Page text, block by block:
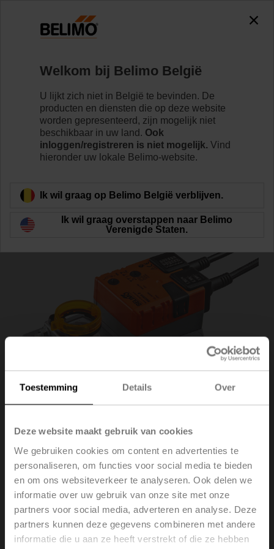
Toestemming Details Over
Deze website maakt gebruik van cookies
We gebruiken cookies om content en advertenties te
personaliseren, om functies voor social media te bieden
en om ons websiteverkeer te analyseren. Ook delen we
informatie over uw gebruik van onze site met onze
partners voor social media, adverteren en analyse. Deze
partners kunnen deze gegevens combineren met andere
informatie die u aan ze heeft verstrekt of die ze hebben
SM230A-S
Meer informatie
Terug naar product categorie
SM230A-S
Roterende aandrijving, 20 Nm, AC 100...240 V,
open/dicht, 3-punts, 150 s, 1x SPDT, IP54
Welkom bij Belimo België
U lijkt zich niet in België te bevinden. De
producten en diensten die op deze website
worden gepresenteerd, zijn mogelijk niet
beschikbaar in uw land. Ook
inloggen/registreren is niet mogelijk. Vind
hieronder uw lokale Belimo-website.
Ik wil graag op Belimo België verblijven.
Ik wil graag overstappen naar Belimo
Verenigde Staten.